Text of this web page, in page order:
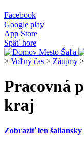
Facebook
Google play
App Store
Späť hore
> Voľný čas > Záujmy >
Pracovná
kraj
Zobraziť len šaliansky